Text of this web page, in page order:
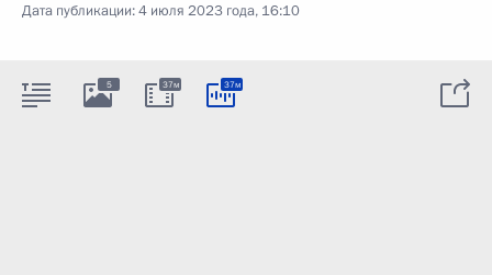
Дата публикации:4 июля 2023 года, 16:10
5 37м 37м